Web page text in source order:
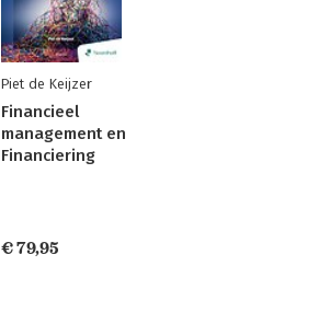
Piet de Keijzer
Financieel
management en
Financiering
€ 79,95